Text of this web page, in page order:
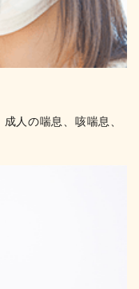
人の喘息、咳喘息、